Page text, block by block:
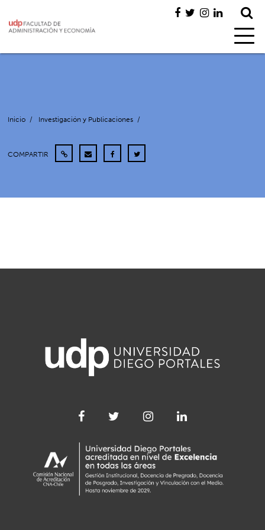
Inicio / Investigación y Publicaciones /
COMPARTIR